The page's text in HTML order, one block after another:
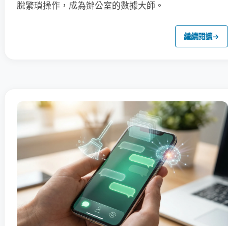
脫繁瑣操作，成為辦公室的數據大師。
繼續閱讀→